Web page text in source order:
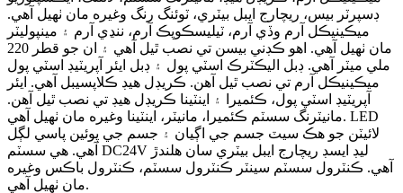
ڊسپرٽر بيس، ريچارج ايبل بيٽري، ٽوئنگ رنگ وغيره مان ٺهيل آهي.
ميڪينيڪل آرم وڏي آرم، ٽيليسڪوپڪ آرم، ننڍي آرم ۽ مينپوليٽر
مان ٺهيل آهي. اهو ڪڊني بيسن تي نصب ٿيل آهي ۽ ان جو قطر 220
ملي ميٽر آهي. ڊبل اليڪٽرڪ اسٽي پول ۽ ڊبل ايئر آپريٽيڊ اسٽي پول
ميڪينيڪل آرم تي نصب ٿيل آهن. ڪريڊل هيڊ ڪلاپسيبل آهي. ايئر
آپريٽيڊ اسٽي پول، ڪئميرا ۽ اينٽينا ڪريڊل هيڊ تي نصب ٿيل آهن.
مانيٽرنگ سسٽم ڪئميرا، مانيٽر، اينٽينا وغيره مان ٺهيل آهي. LED
لائيٽن جو هڪ سيٽ جسم جي اڳيان ۽ جسم جي پوئين پاسي لڳل
آهي. هي سسٽم DC24V ليڊ ايسڊ ريچارج ايبل بيٽري سان هلندڙ
آهي. ڪنٽرول سسٽم سينٽر ڪنٽرول سسٽم، ڪنٽرول باڪس وغيره
مان ٺهيل آهي.